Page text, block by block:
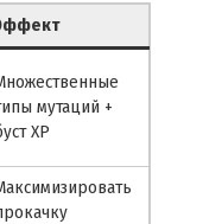
мутаций +
XP